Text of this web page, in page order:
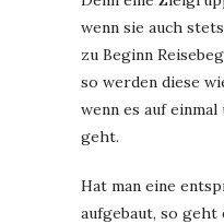
wenn sie auch
zu Beginn
so werden diese
wenn es auf
geht.
Hat man eine
aufgebaut, so